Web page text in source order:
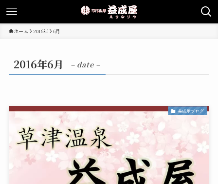
ホーム 2016年 6月
2016年6月 – date –
益成屋ブログ